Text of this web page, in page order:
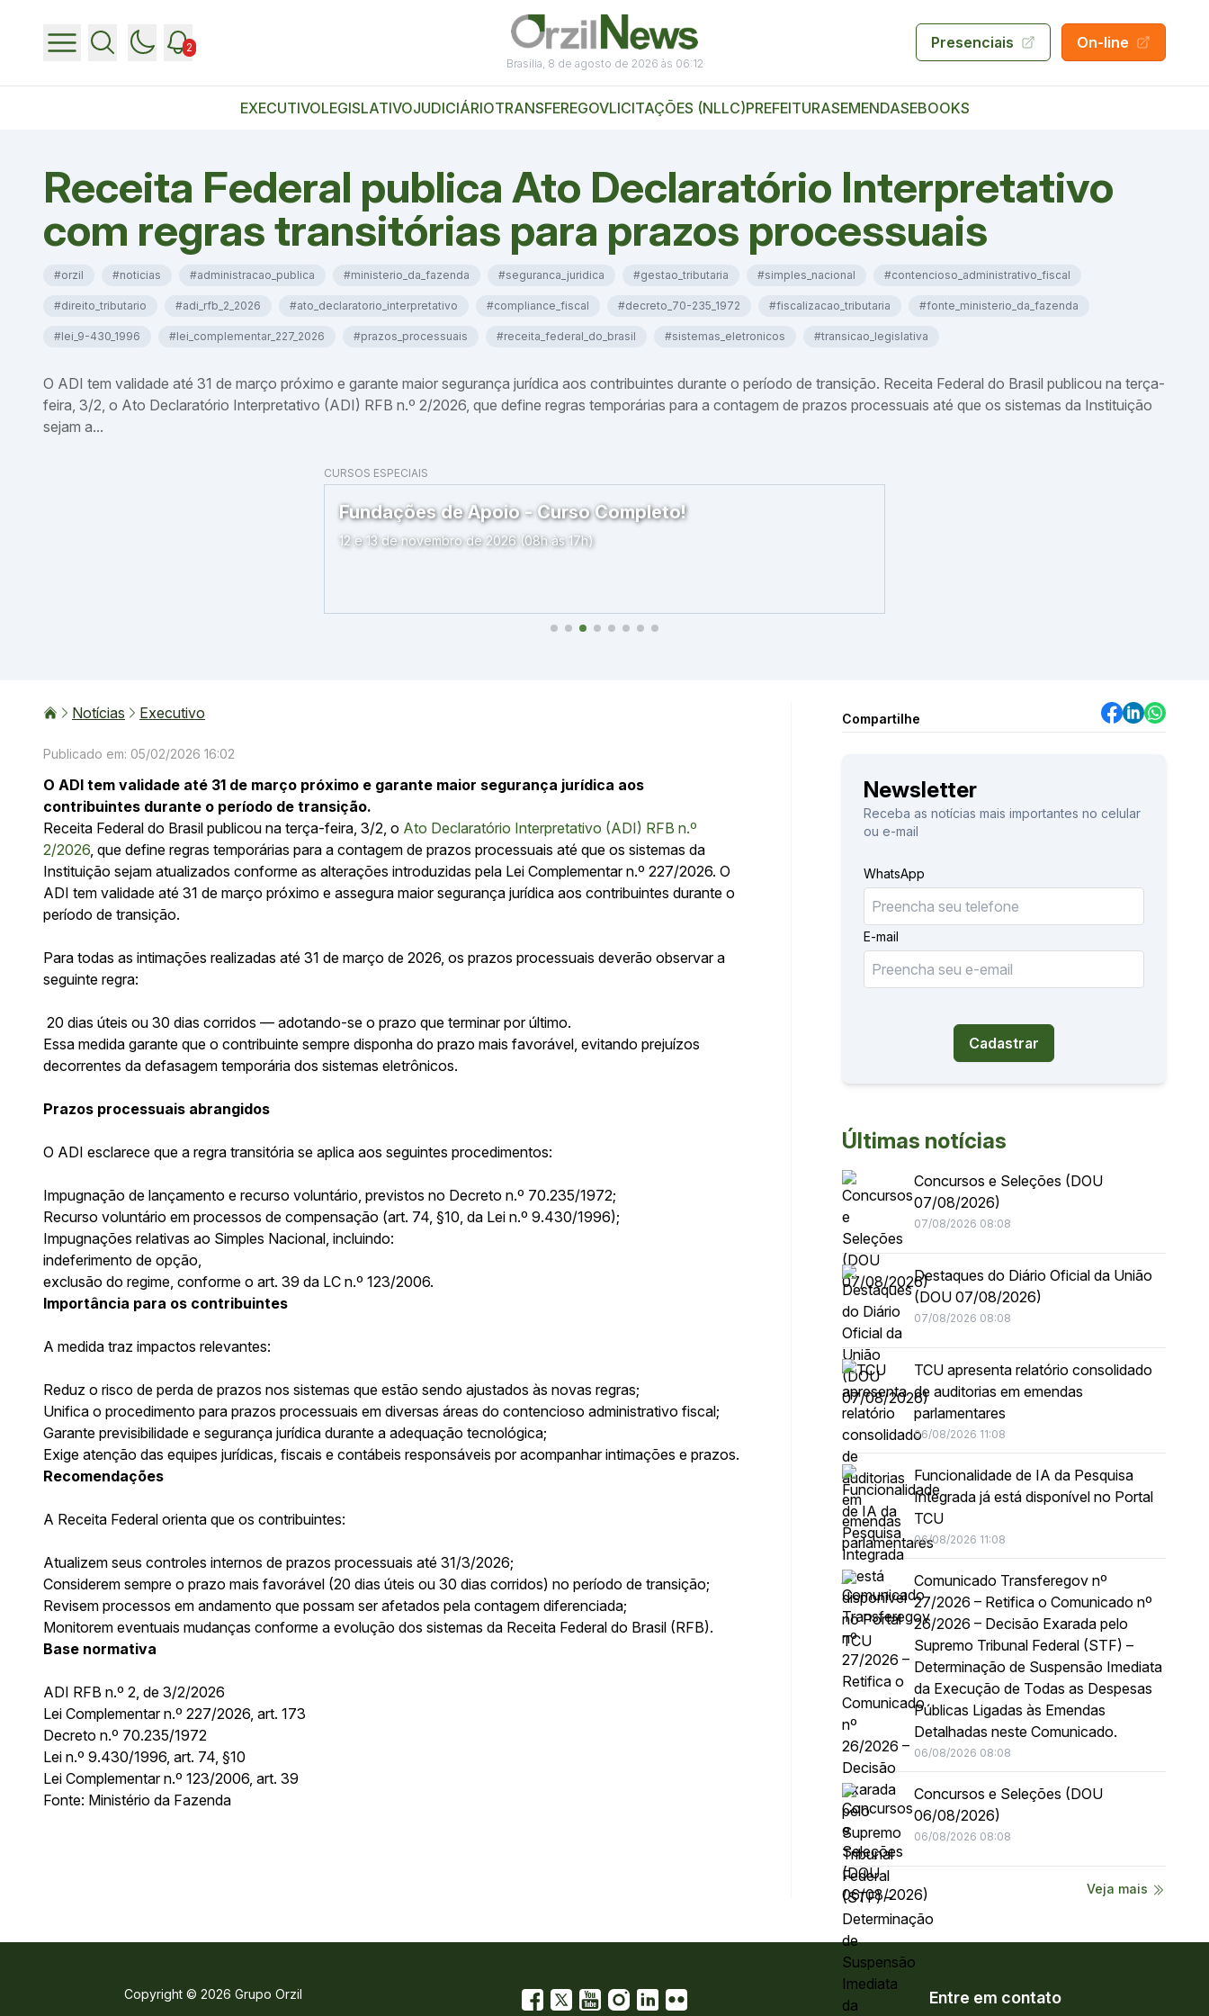
2
Brasília, 8 de agosto de 2026 às 06:12
Presenciais On-line
EXECUTIVOLEGISLATIVOJUDICIÁRIOTRANSFEREGOVLICITAÇÕES (NLLC)PREFEITURASEMENDASEBOOKS
Receita Federal publica Ato Declaratório Interpretativo
com regras transitórias para prazos processuais
#orzil #noticias #administracao_publica #ministerio_da_fazenda #seguranca_juridica #gestao_tributaria #simples_nacional #contencioso_administrativo_fiscal
#direito_tributario #adi_rfb_2_2026 #ato_declaratorio_interpretativo #compliance_fiscal #decreto_70-235_1972 #fiscalizacao_tributaria #fonte_ministerio_da_fazenda
#lei_9-430_1996 #lei_complementar_227_2026 #prazos_processuais #receita_federal_do_brasil #sistemas_eletronicos #transicao_legislativa
O ADI tem validade até 31 de março próximo e garante maior segurança jurídica aos contribuintes durante o período de transição. Receita Federal do Brasil publicou na terça-
feira, 3/2, o Ato Declaratório Interpretativo (ADI) RFB n.º 2/2026, que define regras temporárias para a contagem de prazos processuais até que os sistemas da Instituição
sejam a...
CURSOS ESPECIAIS
Fundações de Apoio - Curso Completo!
12 e 13 de novembro de 2026 (08h às 17h)
Notícias Executivo
Publicado em: 05/02/2026 16:02
O ADI tem validade até 31 de março próximo e garante maior segurança jurídica aos
contribuintes durante o período de transição.
Receita Federal do Brasil publicou na terça-feira, 3/2, o Ato Declaratório Interpretativo (ADI) RFB n.º
2/2026 , que define regras temporárias para a contagem de prazos processuais até que os sistemas da
Instituição sejam atualizados conforme as alterações introduzidas pela Lei Complementar n.º 227/2026. O
ADI tem validade até 31 de março próximo e assegura maior segurança jurídica aos contribuintes durante o
período de transição.
Para todas as intimações realizadas até 31 de março de 2026, os prazos processuais deverão observar a
seguinte regra:
20 dias úteis ou 30 dias corridos — adotando-se o prazo que terminar por último.
Essa medida garante que o contribuinte sempre disponha do prazo mais favorável, evitando prejuízos
decorrentes da defasagem temporária dos sistemas eletrônicos.
Prazos processuais abrangidos
O ADI esclarece que a regra transitória se aplica aos seguintes procedimentos:
Impugnação de lançamento e recurso voluntário, previstos no Decreto n.º 70.235/1972;
Recurso voluntário em processos de compensação (art. 74, §10, da Lei n.º 9.430/1996);
Impugnações relativas ao Simples Nacional, incluindo:
indeferimento de opção,
exclusão do regime, conforme o art. 39 da LC n.º 123/2006.
Importância para os contribuintes
A medida traz impactos relevantes:
Reduz o risco de perda de prazos nos sistemas que estão sendo ajustados às novas regras;
Unifica o procedimento para prazos processuais em diversas áreas do contencioso administrativo fiscal;
Garante previsibilidade e segurança jurídica durante a adequação tecnológica;
Exige atenção das equipes jurídicas, fiscais e contábeis responsáveis por acompanhar intimações e prazos.
Recomendações
A Receita Federal orienta que os contribuintes:
Atualizem seus controles internos de prazos processuais até 31/3/2026;
Considerem sempre o prazo mais favorável (20 dias úteis ou 30 dias corridos) no período de transição;
Revisem processos em andamento que possam ser afetados pela contagem diferenciada;
Monitorem eventuais mudanças conforme a evolução dos sistemas da Receita Federal do Brasil (RFB).
Base normativa
ADI RFB n.º 2, de 3/2/2026
Lei Complementar n.º 227/2026, art. 173
Decreto n.º 70.235/1972
Lei n.º 9.430/1996, art. 74, §10
Lei Complementar n.º 123/2006, art. 39
Fonte: Ministério da Fazenda
Compartilhe
Newsletter
Receba as notícias mais importantes no celular
ou e-mail
WhatsApp
E-mail
Cadastrar
Últimas notícias
Concursos e Seleções (DOU
07/08/2026)
07/08/2026 08:08
Destaques do Diário Oficial da União
(DOU 07/08/2026)
07/08/2026 08:08
TCU apresenta relatório consolidado
de auditorias em emendas
parlamentares
06/08/2026 11:08
Funcionalidade de IA da Pesquisa
Integrada já está disponível no Portal
TCU
06/08/2026 11:08
Comunicado Transferegov nº
27/2026 – Retifica o Comunicado nº
26/2026 – Decisão Exarada pelo
Supremo Tribunal Federal (STF) –
Determinação de Suspensão Imediata
da Execução de Todas as Despesas
Públicas Ligadas às Emendas
Detalhadas neste Comunicado.
06/08/2026 08:08
Concursos e Seleções (DOU
06/08/2026)
06/08/2026 08:08
Veja mais
Copyright © 2026 Grupo Orzil Entre em contato